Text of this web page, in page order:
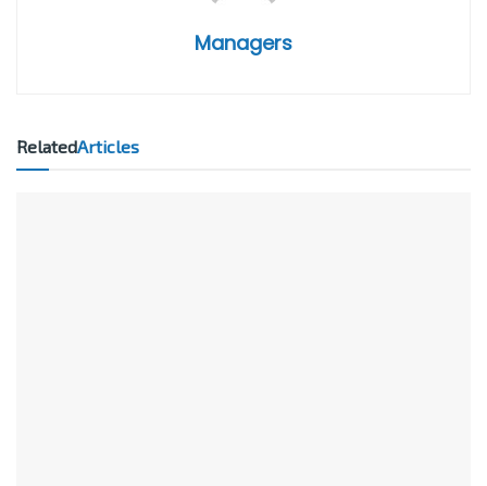
Managers
RelatedArticles